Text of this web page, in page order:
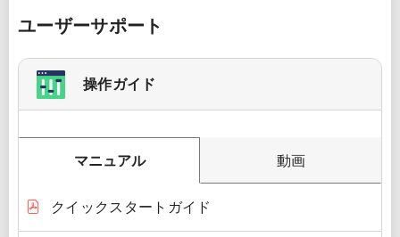
ユーザーサポート
操作ガイド
マニュアル 動画
クイックスタートガイド